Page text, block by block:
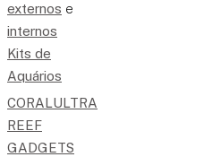
externos e
internos
Kits de
Aquários
CORALULTRA
REEF
GADGETS